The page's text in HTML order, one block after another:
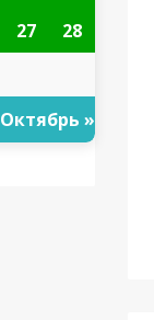
27
28
Октябрь »